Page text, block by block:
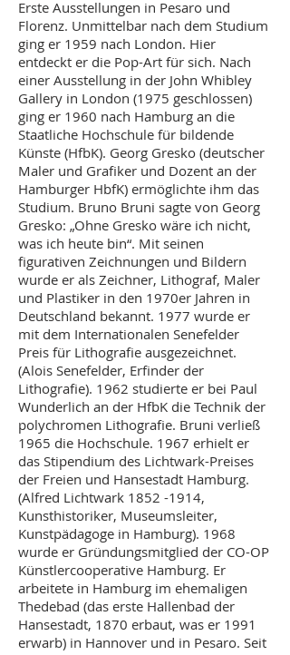
Erste Ausstellungen in Pesaro und
Florenz. Unmittelbar nach dem Studium
ging er 1959 nach London. Hier
entdeckt er die Pop-Art für sich. Nach
einer Ausstellung in der John Whibley
Gallery in London (1975 geschlossen)
ging er 1960 nach Hamburg an die
Staatliche Hochschule für bildende
Künste (HfbK). Georg Gresko (deutscher
Maler und Grafiker und Dozent an der
Hamburger HbfK) ermöglichte ihm das
Studium. Bruno Bruni sagte von Georg
Gresko: „Ohne Gresko wäre ich nicht,
was ich heute bin“. Mit seinen
figurativen Zeichnungen und Bildern
wurde er als Zeichner, Lithograf, Maler
und Plastiker in den 1970er Jahren in
Deutschland bekannt. 1977 wurde er
mit dem Internationalen Senefelder
Preis für Lithografie ausgezeichnet.
(Alois Senefelder, Erfinder der
Lithografie). 1962 studierte er bei Paul
Wunderlich an der HfbK die Technik der
polychromen Lithografie. Bruni verließ
1965 die Hochschule. 1967 erhielt er
das Stipendium des Lichtwark-Preises
der Freien und Hansestadt Hamburg.
(Alfred Lichtwark 1852 -1914,
Kunsthistoriker, Museumsleiter,
Kunstpädagoge in Hamburg). 1968
wurde er Gründungsmitglied der CO-OP
Künstlercooperative Hamburg. Er
arbeitete in Hamburg im ehemaligen
Thedebad (das erste Hallenbad der
Hansestadt, 1870 erbaut, was er 1991
erwarb) in Hannover und in Pesaro. Seit